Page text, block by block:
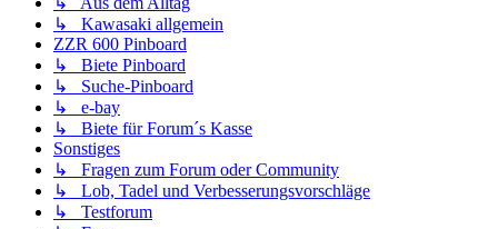
↳ Kawasaki allgemein
ZZR 600 Pinboard
↳ Biete Pinboard
↳ Suche-Pinboard
↳ e-bay
↳ Biete für Forum´s Kasse
Sonstiges
↳ Fragen zum Forum oder Community
↳ Lob, Tadel und Verbesserungsvorschläge
↳ Testforum